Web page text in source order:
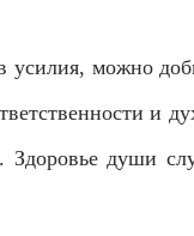
можно
и
души